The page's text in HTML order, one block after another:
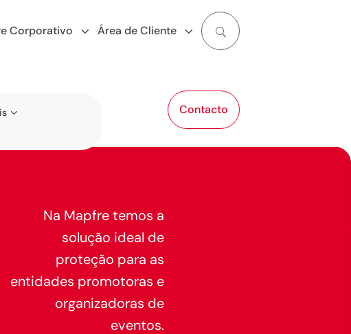
Corporativo Área de Cliente
Contacto
Na Mapfre temos a
solução ideal de
proteção para as
entidades promotoras e
organizadoras de
eventos.